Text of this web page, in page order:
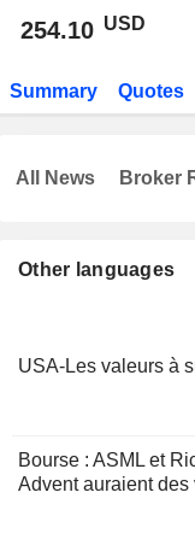
254.10 USD
Summary Quotes
Other languages
USA-Les valeurs à
Bourse : ASML et
Advent auraient des
All News Broker